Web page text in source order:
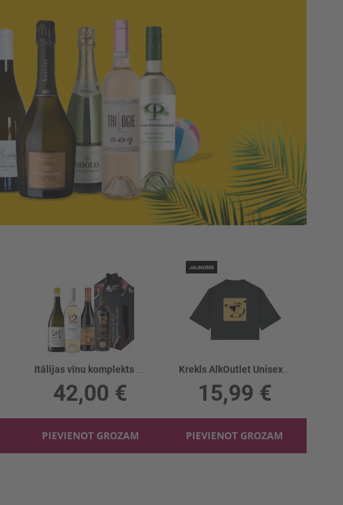
Itālijas vīnu komplekts 4gb
42,00 €
PIEVIENOT GROZAM
Krekls AlkOutlet Unisex Īsais Meitene ar vīnu 1gb
15,99 €
PIEVIENOT GROZAM